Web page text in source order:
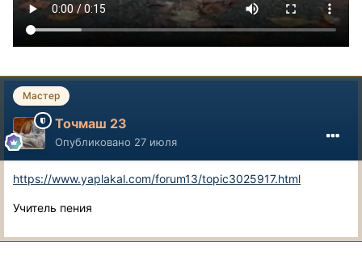
Мастер
Точмаш 23
Опубликовано 27 июля
https://www.yaplakal.com/forum13/topic3025917.html
Учитель пения